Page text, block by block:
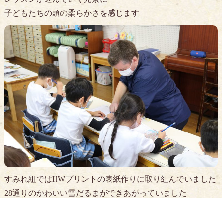
子どもたちの頭の柔らかさを感じます
すみれ組ではHWプリントの表紙作りに取り組んでいました
28通りのかわいい雪だるまができあがっていました